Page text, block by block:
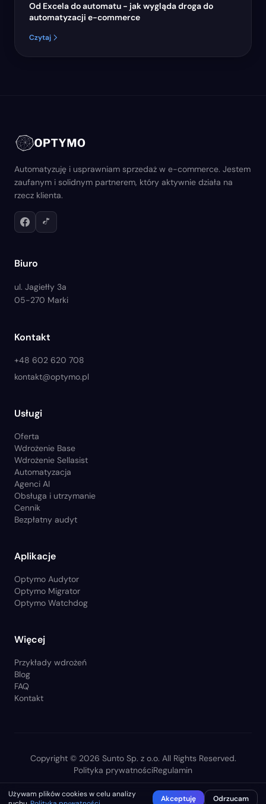
Od Excela do automatu - jak wygląda droga do
automatyzacji e-commerce
Czytaj
Automatyzuję i usprawniam sprzedaż w e-commerce. Jestem
zaufanym i solidnym partnerem, który aktywnie działa na
rzecz klienta.
Biuro
ul. Jagiełły 3a
05-270 Marki
Kontakt
+48 602 620 708
kontakt@optymo.pl
Usługi
Oferta
Wdrożenie Base
Wdrożenie Sellasist
Automatyzacja
Agenci AI
Obsługa i utrzymanie
Cennik
Bezpłatny audyt
Aplikacje
Optymo Audytor
Optymo Migrator
Optymo Watchdog
Więcej
Przykłady wdrożeń
Blog
FAQ
Kontakt
Copyright © 2026 Sunto Sp. z o.o. All Rights Reserved.
Polityka prywatnościRegulamin
Używam plików cookies w celu analizy
Akceptuję Odrzucam